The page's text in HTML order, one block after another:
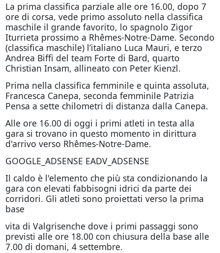
La prima classifica parziale alle ore 16.00, dopo 7
ore di corsa, vede primo assoluto nella classifica
maschile il grande favorito, lo spagnolo Zigor
Iturrieta prossimo a Rhêmes-Notre-Dame. Secondo
(classifica maschile) l’italiano Luca Mauri, e terzo
Andrea Biffi del team Forte di Bard, quarto
Christian Insam, allineato con Peter Kienzl.
Prima nella classifica femminile e quinta assoluta,
Francesca Canepa, seconda femminile Patrizia
Pensa a sette chilometri di distanza dalla Canepa.
Alle ore 16.00 di oggi i primi atleti in testa alla
gara si trovano in questo momento in dirittura
d'arrivo verso Rhêmes-Notre-Dame.
GOOGLE_ADSENSE EADV_ADSENSE
Il caldo è l'elemento che più sta condizionando la
gara con elevati fabbisogni idrici da parte dei
corridori. Gli atleti sono proiettati verso la prima
base
vita di Valgrisenche dove i primi passaggi sono
previsti alle ore 18.00 con chiusura della base alle
7.00 di domani, 4 settembre.